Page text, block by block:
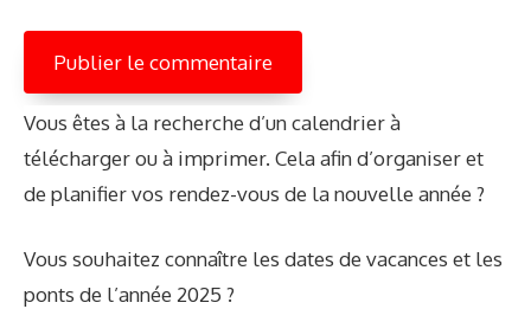
Vous êtes à la recherche d’un calendrier à
télécharger ou à imprimer. Cela afin d’organiser et
de planifier vos rendez-vous de la nouvelle année ?
Vous souhaitez connaître les dates de vacances et les
ponts de l’année 2025 ?